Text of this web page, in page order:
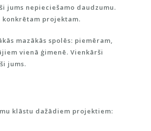
jums nepieciešamo daudzumu.
projektam.
mazākās spolēs: piemēram,
vienā ģimenē. Vienkārši
jums.
klāstu dažādiem projektiem: